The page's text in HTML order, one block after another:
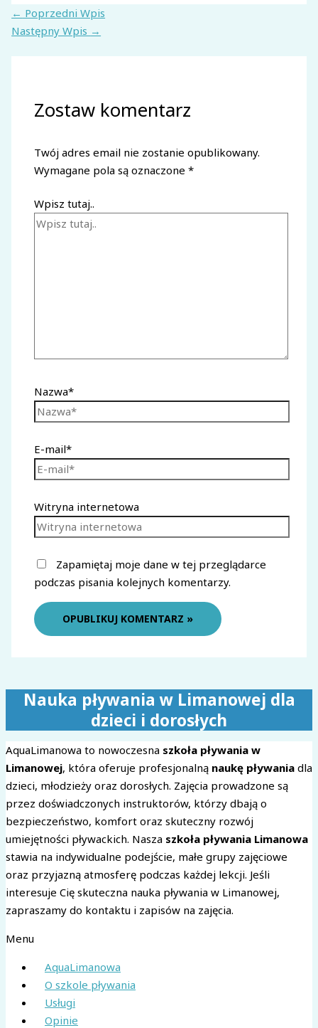
← Poprzedni Wpis
Następny Wpis →
Zostaw komentarz
Twój adres email nie zostanie opublikowany.
Wymagane pola są oznaczone*
Wpisz tutaj..
Nazwa*
E-mail*
Witryna internetowa
Zapamiętaj moje dane w tej przeglądarce
podczas pisania kolejnych komentarzy.
Nauka pływania w Limanowej dla
dzieci i dorosłych
AquaLimanowa to nowoczesna szkoła pływania w
Limanowej, która oferuje profesjonalną naukę pływania dla
dzieci, młodzieży oraz dorosłych. Zajęcia prowadzone są
przez doświadczonych instruktorów, którzy dbają o
bezpieczeństwo, komfort oraz skuteczny rozwój
umiejętności pływackich. Nasza szkoła pływania Limanowa
stawia na indywidualne podejście, małe grupy zajęciowe
oraz przyjazną atmosferę podczas każdej lekcji. Jeśli
interesuje Cię skuteczna nauka pływania w Limanowej,
zapraszamy do kontaktu i zapisów na zajęcia.
Menu
AquaLimanowa
O szkole pływania
Usługi
Opinie